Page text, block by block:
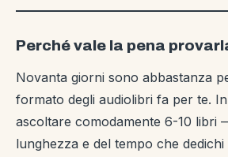
Perché vale la pena
Novanta giorni sono abbastanza
formato degli audiolibri fa per te.
ascoltare comodamente 6-10 libri
lunghezza e del tempo che